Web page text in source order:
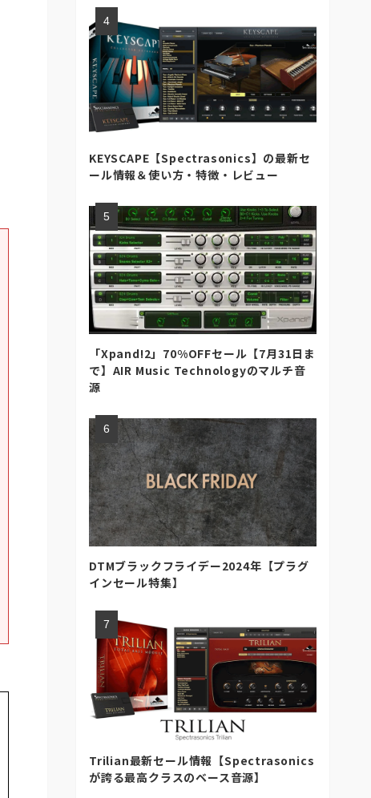
KEYSCAPE【Spectrasonics】の最新セ
ール情報＆使い方・特徴・レビュー
「Xpand!2」70%OFFセール【7月31日ま
で】AIR Music Technologyのマルチ音
源
DTMブラックフライデー2024年【プラグ
インセール特集】
Trilian最新セール情報【Spectrasonics
が誇る最高クラスのベース音源】